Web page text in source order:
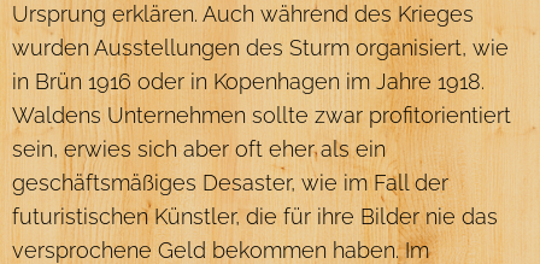
Ursprung erklären. Auch während des Krieges
wurden Ausstellungen des Sturm organisiert, wie
in Brün 1916 oder in Kopenhagen im Jahre 1918.
Waldens Unternehmen sollte zwar profitorientiert
sein, erwies sich aber oft eher als ein
geschäftsmäßiges Desaster, wie im Fall der
futuristischen Künstler, die für ihre Bilder nie das
versprochene Geld bekommen haben. Im